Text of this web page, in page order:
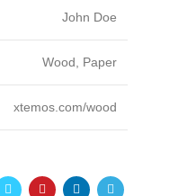
John Doe
Wood, Paper
xtemos.com/wood